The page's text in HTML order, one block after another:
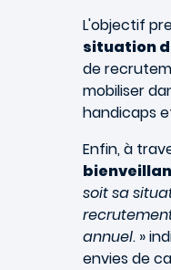
L'objectif
situation
de
mobiliser
handicaps
Enfin, à
soit sa
annuel. »
envies de